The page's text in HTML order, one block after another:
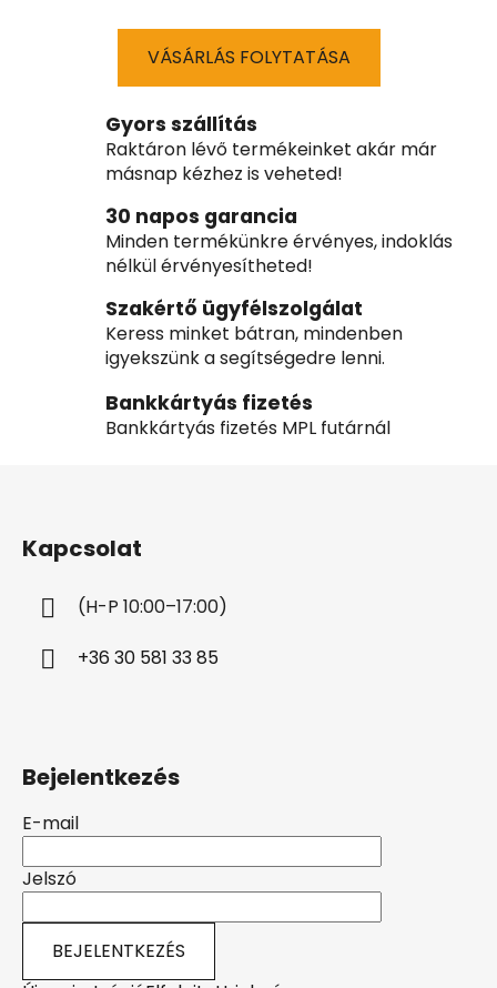
VÁSÁRLÁS FOLYTATÁSA
Gyors szállítás
Raktáron lévő termékeinket akár már
másnap kézhez is veheted!
30 napos garancia
Minden termékünkre érvényes, indoklás
nélkül érvényesítheted!
Szakértő ügyfélszolgálat
Keress minket bátran, mindenben
igyekszünk a segítségedre lenni.
Bankkártyás fizetés
Bankkártyás fizetés MPL futárnál
Kapcsolat
(H-P 10:00–17:00)
+36 30 581 33 85
Bejelentkezés
E-mail
Jelszó
BEJELENTKEZÉS